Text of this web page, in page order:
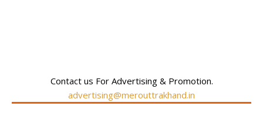
Contact us For Advertising & Promotion.
advertising@merouttrakhand.in